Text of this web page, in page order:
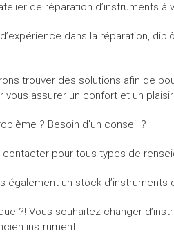
de réparation d’instruments à
dans la réparation,
trouver des solutions afin de
vous assurer un confort et un
? Besoin d’un conseil ?
contacter pour tous types de
également un stock d’instruments
?! Vous souhaitez changer
instrument.